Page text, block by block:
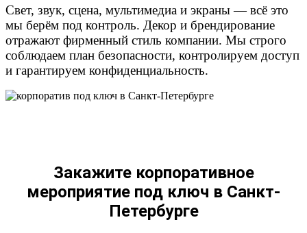
Свет, звук, сцена, мультимедиа и экраны — всё это
мы берём под контроль. Декор и брендирование
отражают фирменный стиль компании. Мы строго
соблюдаем план безопасности, контролируем доступ
и гарантируем конфиденциальность.
Закажите корпоративное
мероприятие под ключ в Санкт-
Петербурге